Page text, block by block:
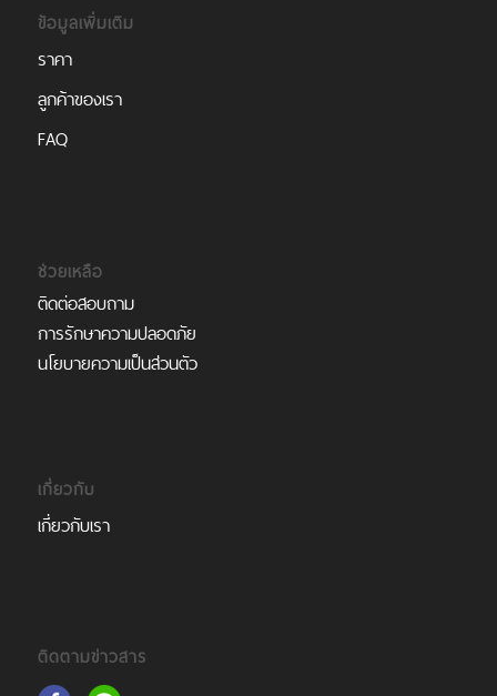
ข้อมูลเพิ่มเติม
ราคา
ลูกค้าของเรา
FAQ
ช่วยเหลือ
ติดต่อสอบถาม
การรักษาความปลอดภัย
นโยบายความเป็นส่วนตัว
เกี่ยวกับ
เกี่ยวกับเรา
ติดตามข่าวสาร